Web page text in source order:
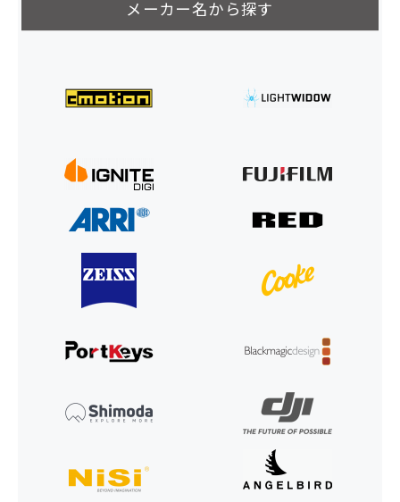
メーカー名から探す